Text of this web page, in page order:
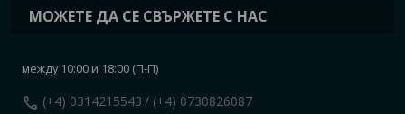
МОЖЕТЕ ДА СЕ СВЪРЖЕТЕ С НАС
между 10:00 и 18:00 (П-П)
call (+4) 0314215543 / (+4) 0730826087